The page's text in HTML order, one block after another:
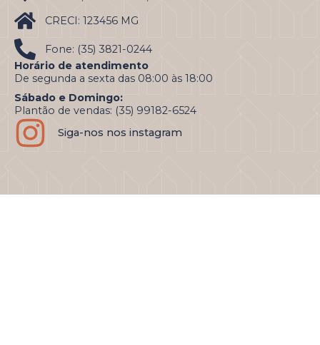
CRECI: 123456 MG
Fone: (35) 3821-0244
Horário de atendimento
De segunda a sexta das 08:00 às 18:00
Sábado e Domingo:
Plantão de vendas: (35) 99182-6524
Siga-nos nos instagram